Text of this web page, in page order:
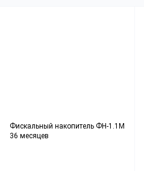
Фискальный накопитель ФН-1.1М
36 месяцев